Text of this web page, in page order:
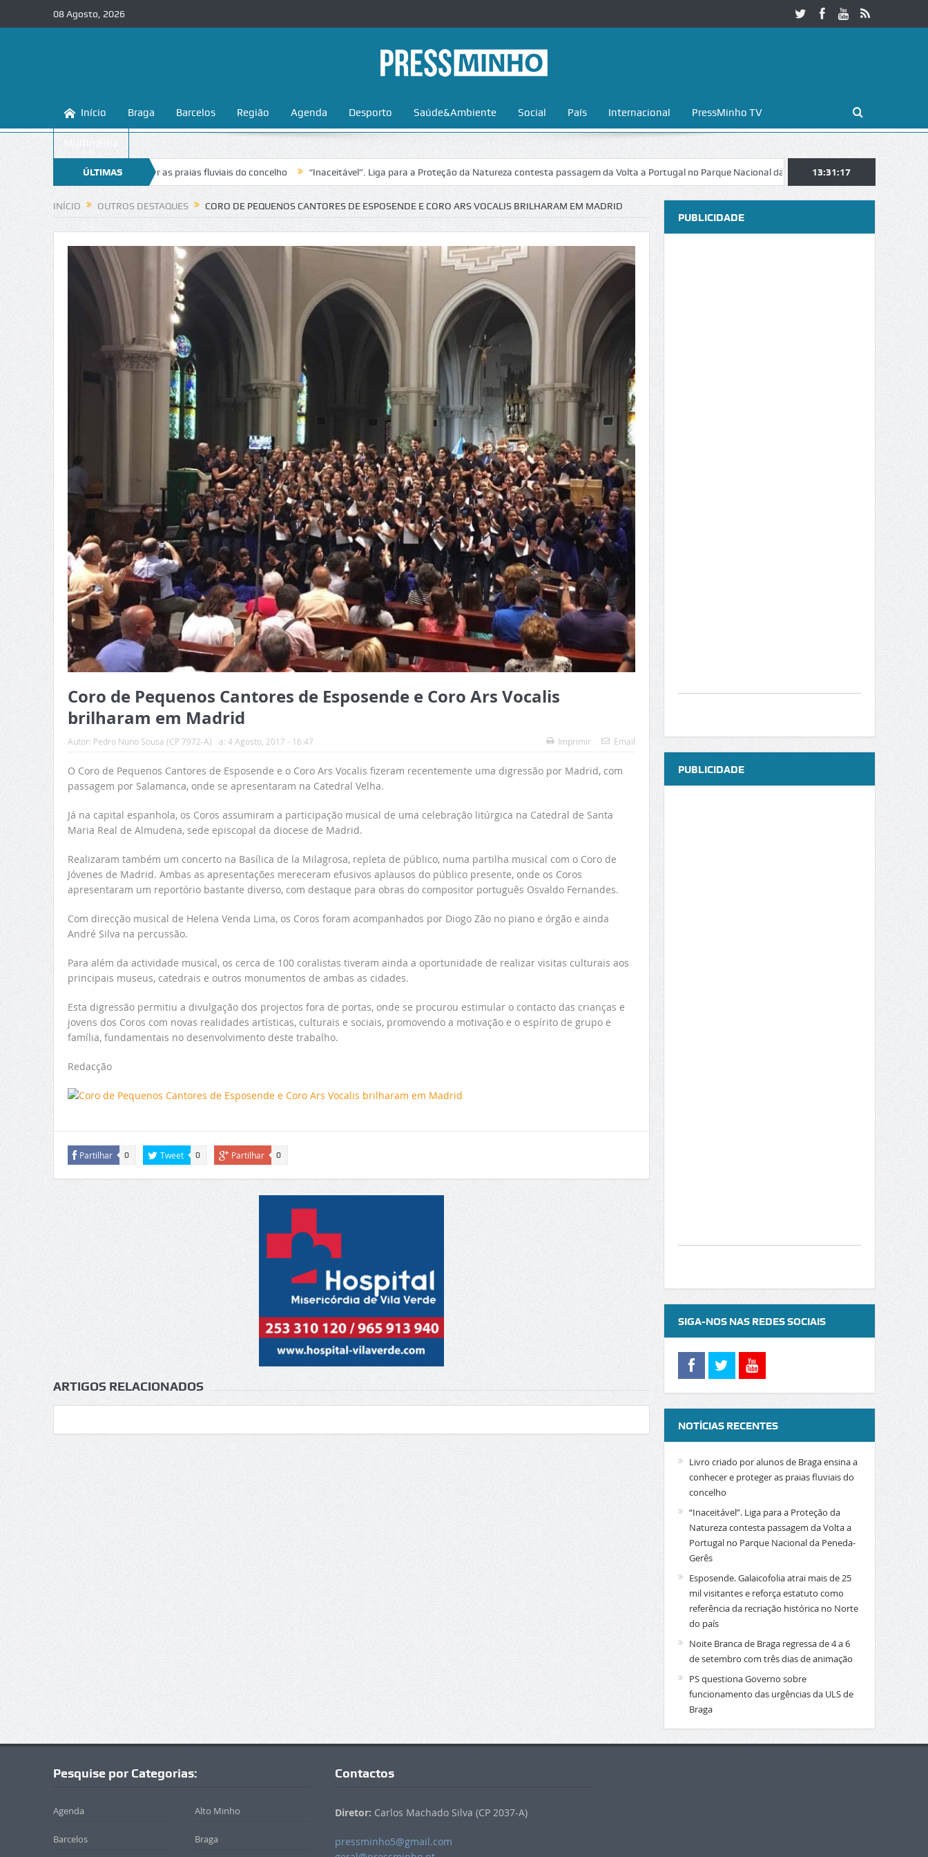
08 Agosto, 2026
Início Braga Barcelos Região Agenda Desporto Saúde&Ambiente Social País Internacional PressMinho TV
Multimédia
ÚLTIMAS
NOTÍCIAS
a conhecer e proteger as praias fluviais do concelho “Inaceitável”. Liga para a Proteção da Natureza contesta passagem da Volta a Portugal no Parque Nacional da Peneda-Gerês Esposende.
13:31:18
INÍCIO OUTROS DESTAQUES CORO DE PEQUENOS CANTORES DE ESPOSENDE E CORO ARS VOCALIS BRILHARAM EM MADRID
Coro de Pequenos Cantores de Esposende e Coro Ars Vocalis
brilharam em Madrid
Autor: Pedro Nuno Sousa (CP 7972-A) a: 4 Agosto, 2017 - 16:47 Imprimir Email
O Coro de Pequenos Cantores de Esposende e o Coro Ars Vocalis fizeram recentemente uma digressão por Madrid, com
passagem por Salamanca, onde se apresentaram na Catedral Velha.
Já na capital espanhola, os Coros assumiram a participação musical de uma celebração litúrgica na Catedral de Santa
Maria Real de Almudena, sede episcopal da diocese de Madrid.
Realizaram também um concerto na Basílica de la Milagrosa, repleta de público, numa partilha musical com o Coro de
Jóvenes de Madrid. Ambas as apresentações mereceram efusivos aplausos do público presente, onde os Coros
apresentaram um reportório bastante diverso, com destaque para obras do compositor português Osvaldo Fernandes.
Com direcção musical de Helena Venda Lima, os Coros foram acompanhados por Diogo Zão no piano e órgão e ainda
André Silva na percussão.
Para além da actividade musical, os cerca de 100 coralistas tiveram ainda a oportunidade de realizar visitas culturais aos
principais museus, catedrais e outros monumentos de ambas as cidades.
Esta digressão permitiu a divulgação dos projectos fora de portas, onde se procurou estimular o contacto das crianças e
jovens dos Coros com novas realidades artísticas, culturais e sociais, promovendo a motivação e o espírito de grupo e
família, fundamentais no desenvolvimento deste trabalho.
Redacção
Partilhar 0 Tweet 0 Partilhar 0
ARTIGOS RELACIONADOS
PUBLICIDADE
PUBLICIDADE
SIGA-NOS NAS REDES SOCIAIS
NOTÍCIAS RECENTES
Livro criado por alunos de Braga ensina a
conhecer e proteger as praias fluviais do
concelho
“Inaceitável”. Liga para a Proteção da
Natureza contesta passagem da Volta a
Portugal no Parque Nacional da Peneda-
Gerês
Esposende. Galaicofolia atrai mais de 25
mil visitantes e reforça estatuto como
referência da recriação histórica no Norte
do país
Noite Branca de Braga regressa de 4 a 6
de setembro com três dias de animação
PS questiona Governo sobre
funcionamento das urgências da ULS de
Braga
Pesquise por Categorias:
Agenda Alto Minho
Barcelos Braga
Contactos
Diretor: Carlos Machado Silva (CP 2037-A)
pressminho5@gmail.com